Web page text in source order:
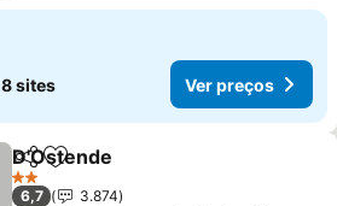
8 sites Ver preços
PartilharAdicionar aos favoritos
D'Ostende
2 Estrelas
6,7
3.874